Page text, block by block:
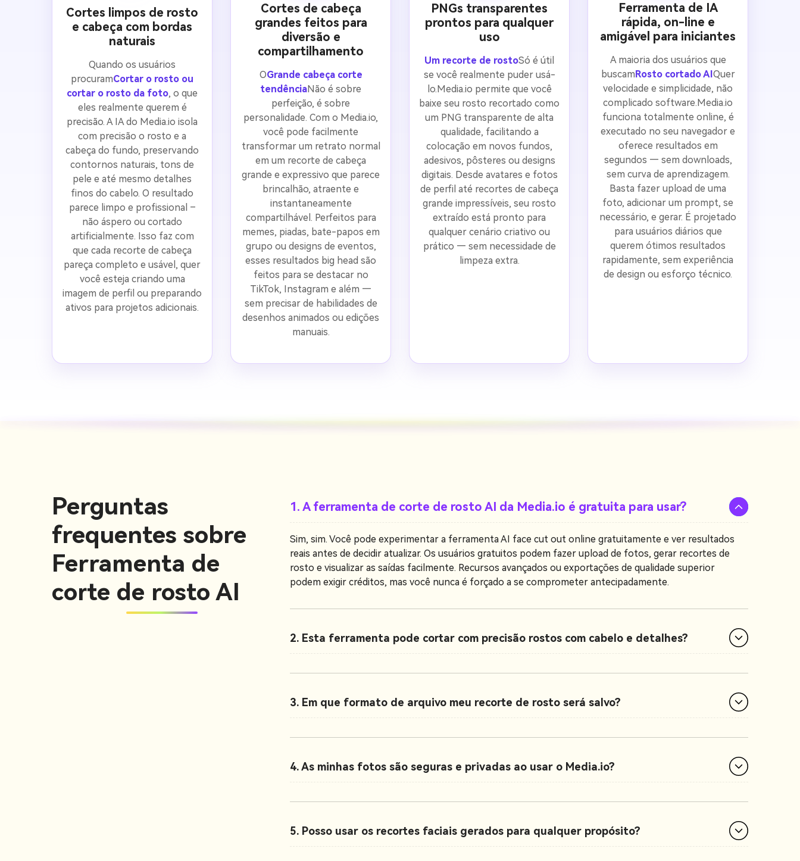
Cortes limpos de rosto
e cabeça com bordas
naturais
Quando os usuários
procuramCortar o rosto ou
cortar o rosto da foto, o que
eles realmente querem é
precisão. A IA do Media.io isola
com precisão o rosto e a
cabeça do fundo, preservando
contornos naturais, tons de
pele e até mesmo detalhes
finos do cabelo. O resultado
parece limpo e profissional –
não áspero ou cortado
artificialmente. Isso faz com
que cada recorte de cabeça
pareça completo e usável, quer
você esteja criando uma
imagem de perfil ou preparando
ativos para projetos adicionais.
Cortes de cabeça
grandes feitos para
diversão e
compartilhamento
OGrande cabeça corte
tendênciaNão é sobre
perfeição, é sobre
personalidade. Com o Media.io,
você pode facilmente
transformar um retrato normal
em um recorte de cabeça
grande e expressivo que parece
brincalhão, atraente e
instantaneamente
compartilhável. Perfeitos para
memes, piadas, bate-papos em
grupo ou designs de eventos,
esses resultados big head são
feitos para se destacar no
TikTok, Instagram e além —
sem precisar de habilidades de
desenhos animados ou edições
manuais.
PNGs transparentes
prontos para qualquer
uso
Um recorte de rostoSó é útil
se você realmente puder usá-
lo.Media.io permite que você
baixe seu rosto recortado como
um PNG transparente de alta
qualidade, facilitando a
colocação em novos fundos,
adesivos, pôsteres ou designs
digitais. Desde avatares e fotos
de perfil até recortes de cabeça
grande impressíveis, seu rosto
extraído está pronto para
qualquer cenário criativo ou
prático — sem necessidade de
limpeza extra.
Ferramenta de IA
rápida, on-line e
amigável para iniciantes
A maioria dos usuários que
buscamRosto cortado AIQuer
velocidade e simplicidade, não
complicado software.Media.io
funciona totalmente online, é
executado no seu navegador e
oferece resultados em
segundos — sem downloads,
sem curva de aprendizagem.
Basta fazer upload de uma
foto, adicionar um prompt, se
necessário, e gerar. É projetado
para usuários diários que
querem ótimos resultados
rapidamente, sem experiência
de design ou esforço técnico.
Perguntas
frequentes sobre
Ferramenta de
corte de rosto AI
1. A ferramenta de corte de rosto AI da Media.io é gratuita para usar?
Sim, sim. Você pode experimentar a ferramenta AI face cut out online gratuitamente e ver resultados
reais antes de decidir atualizar. Os usuários gratuitos podem fazer upload de fotos, gerar recortes de
rosto e visualizar as saídas facilmente. Recursos avançados ou exportações de qualidade superior
podem exigir créditos, mas você nunca é forçado a se comprometer antecipadamente.
2. Esta ferramenta pode cortar com precisão rostos com cabelo e detalhes?
3. Em que formato de arquivo meu recorte de rosto será salvo?
4. As minhas fotos são seguras e privadas ao usar o Media.io?
5. Posso usar os recortes faciais gerados para qualquer propósito?